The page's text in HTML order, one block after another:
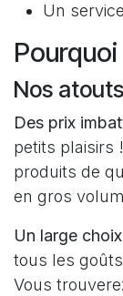
Un
Nos
Des prix
petits plaisirs
produits de
en gros
Un large choix
tous les
Vous